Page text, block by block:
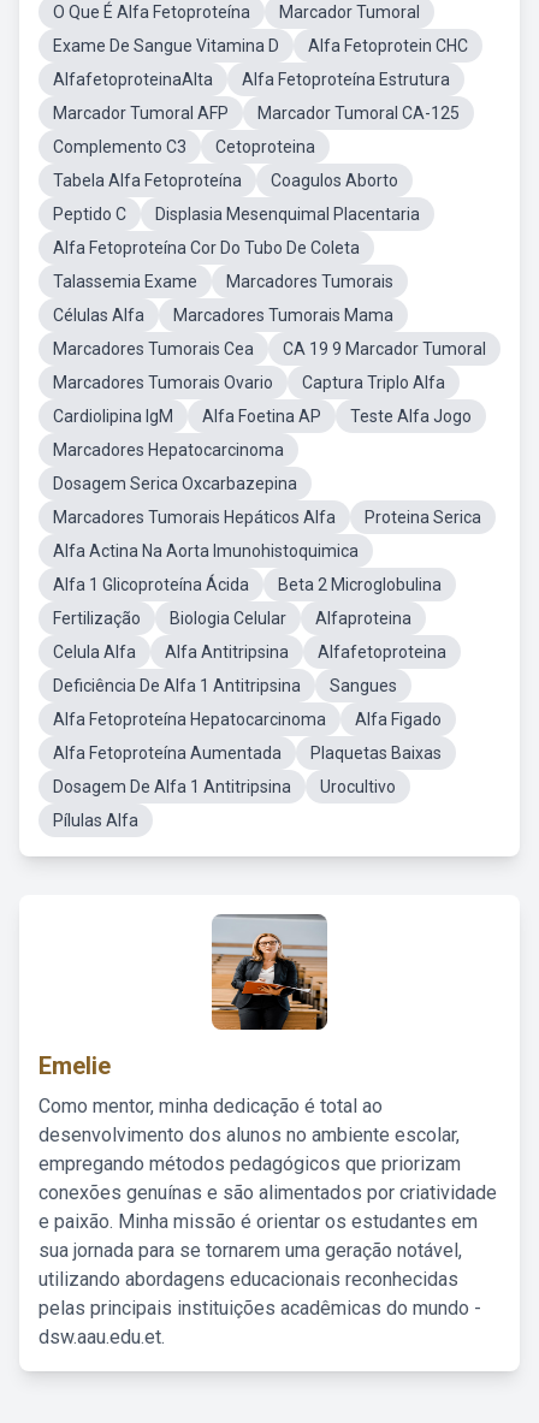
O Que É Alfa Fetoproteína
Marcador Tumoral
Exame De Sangue Vitamina D
Alfa Fetoprotein CHC
AlfafetoproteinaAlta
Alfa Fetoproteína Estrutura
Marcador Tumoral AFP
Marcador Tumoral CA-125
Complemento C3
Cetoproteina
Tabela Alfa Fetoproteína
Coagulos Aborto
Peptido C
Displasia Mesenquimal Placentaria
Alfa Fetoproteína Cor Do Tubo De Coleta
Talassemia Exame
Marcadores Tumorais
Células Alfa
Marcadores Tumorais Mama
Marcadores Tumorais Cea
CA 19 9 Marcador Tumoral
Marcadores Tumorais Ovario
Captura Triplo Alfa
Cardiolipina IgM
Alfa Foetina AP
Teste Alfa Jogo
Marcadores Hepatocarcinoma
Dosagem Serica Oxcarbazepina
Marcadores Tumorais Hepáticos Alfa
Proteina Serica
Alfa Actina Na Aorta Imunohistoquimica
Alfa 1 Glicoproteína Ácida
Beta 2 Microglobulina
Fertilização
Biologia Celular
Alfaproteina
Celula Alfa
Alfa Antitripsina
Alfafetoproteina
Deficiência De Alfa 1 Antitripsina
Sangues
Alfa Fetoproteína Hepatocarcinoma
Alfa Figado
Alfa Fetoproteína Aumentada
Plaquetas Baixas
Dosagem De Alfa 1 Antitripsina
Urocultivo
Pílulas Alfa
Emelie
Como mentor, minha dedicação é total ao
desenvolvimento dos alunos no ambiente escolar,
empregando métodos pedagógicos que priorizam
conexões genuínas e são alimentados por criatividade
e paixão. Minha missão é orientar os estudantes em
sua jornada para se tornarem uma geração notável,
utilizando abordagens educacionais reconhecidas
pelas principais instituições acadêmicas do mundo -
dsw.aau.edu.et.